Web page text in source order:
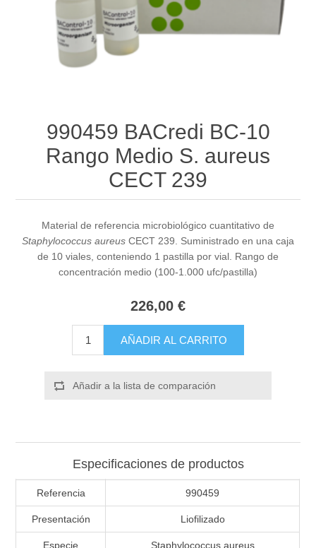
990459 BACredi BC-10
Rango Medio S. aureus
CECT 239
Material de referencia microbiológico cuantitativo de
Staphylococcus aureus CECT 239. Suministrado en una caja
de 10 viales, conteniendo 1 pastilla por vial. Rango de
concentración medio (100-1.000 ufc/pastilla)
226,00 €
AÑADIR AL CARRITO
Añadir a la lista de comparación
Especificaciones de productos
Referencia 990459
Presentación Liofilizado
Especie Staphylococcus aureus